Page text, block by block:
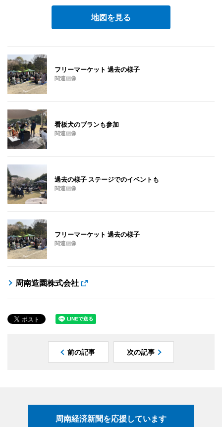
地図を見る
フリーマーケット 過去の様子
関連画像
看板犬のブランも参加
関連画像
過去の様子 ステージでのイベントも
関連画像
フリーマーケット 過去の様子
関連画像
周南造園株式会社
前の記事 次の記事
周南経済新聞を応援しています